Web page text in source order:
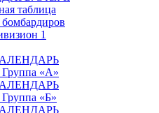
таблица
1
«А»
«Б»